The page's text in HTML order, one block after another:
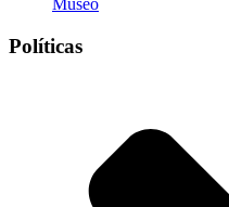
Museo
Políticas